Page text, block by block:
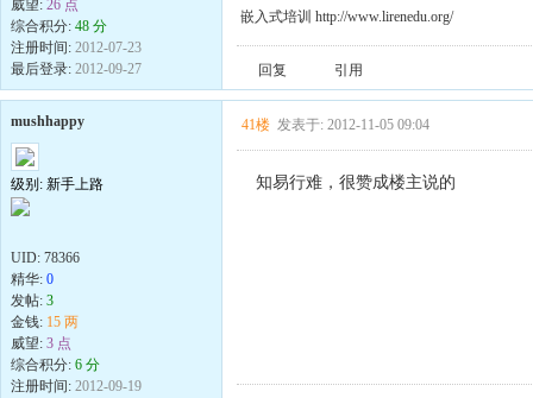
威望: 26 点
综合积分: 48 分
注册时间: 2012-07-23
最后登录: 2012-09-27
嵌入式培训 http://www.lirenedu.org/
回复 引用
mushhappy
级别: 新手上路
UID: 78366
精华: 0
发帖: 3
金钱: 15 两
威望: 3 点
综合积分: 6 分
注册时间: 2012-09-19
41楼 发表于: 2012-11-05 09:04
知易行难，很赞成楼主说的